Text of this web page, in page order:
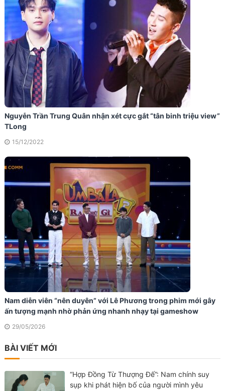
Nguyễn Trần Trung Quân nhận xét cực gắt “tân binh triệu view”
TLong
15/12/2022
Nam diễn viên “nên duyên” với Lê Phương trong phim mới gây
ấn tượng mạnh nhờ phản ứng nhanh nhạy tại gameshow
29/05/2026
BÀI VIẾT MỚI
“Hợp Đồng Từ Thượng Đế”: Nam chính suy
sụp khi phát hiện bố của người mình yêu